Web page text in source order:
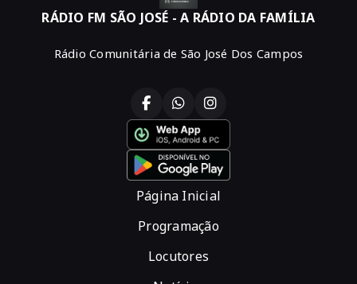
RÁDIO FM SÃO JOSÉ - A RÁDIO DA FAMÍLIA
Rádio Comunitária de São José Dos Campos
Página Inicial
Programação
Locutores